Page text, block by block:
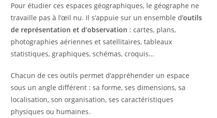
Pour étudier ces espaces géographiques, le géographe ne
travaille pas à l’œil nu. Il s’appuie sur un ensemble d’outils
de représentation et d’observation : cartes, plans,
photographies aériennes et satellitaires, tableaux
statistiques, graphiques, schémas, croquis…
Chacun de ces outils permet d’appréhender un espace
sous un angle différent : sa forme, ses dimensions, sa
localisation, son organisation, ses caractéristiques
physiques ou humaines.